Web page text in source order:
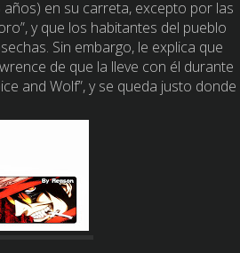
en su carreta, excepto por las
y que los habitantes del pueblo
Sin embargo, le explica que
de que la lleve con él durante
and Wolf”, y se queda justo donde